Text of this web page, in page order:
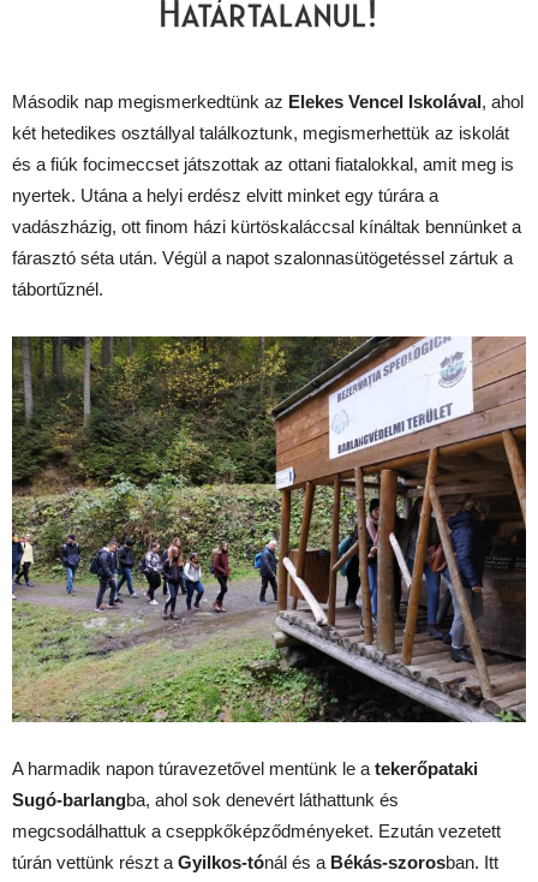
Második nap megismerkedtünk az Elekes Vencel Iskolával, ahol
két hetedikes osztállyal találkoztunk, megismerhettük az iskolát
és a fiúk focimeccset játszottak az ottani fiatalokkal, amit meg is
nyertek. Utána a helyi erdész elvitt minket egy túrára a
vadászházig, ott finom házi kürtöskaláccsal kínáltak bennünket a
fárasztó séta után. Végül a napot szalonnasütögetéssel zártuk a
tábortűznél.
A harmadik napon túravezetővel mentünk le a tekerőpataki
Sugó-barlangba, ahol sok denevért láthattunk és
megcsodálhattuk a cseppkőképződményeket. Ezután vezetett
túrán vettünk részt a Gyilkos-tónál és a Békás-szorosban. Itt